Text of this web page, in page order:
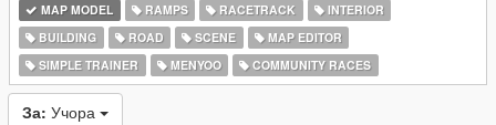
MAP MODEL RAMPS RACETRACK
INTERIOR
BUILDING
ROAD SCENE
MAP EDITOR
SIMPLE TRAINER
MENYOO COMMUNITY RACES
За: Учора